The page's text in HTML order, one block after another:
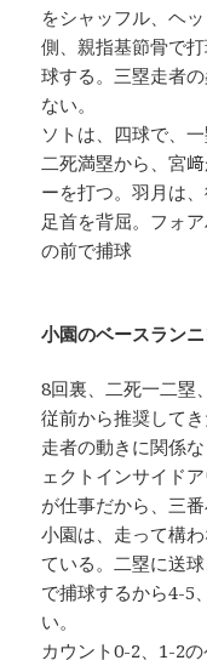
をシャッフル、ヘ
側、親指基節骨で
球する。三塁走者
ない。
ソトは、四球で、
二死満塁から、宮
ーを打つ。羽月は
足首を背屈。フォ
の前で捕球
小園のベースラン
8回裏、二死一二塁
従前から推奨して
走者の動きに関係
ェクトインサイド
が仕事だから、三
小園は、走って構
ている。二塁に送
で捕球するから4-5
い。
カウント0-2、1-2